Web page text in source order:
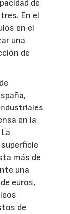
de
En el
en el
una
de
en la
más de
una
euros,
de